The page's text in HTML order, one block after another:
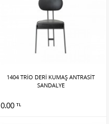
1404 TRİO DERİ KUMAŞ ANTRASİT
SANDALYE
0.00 TL